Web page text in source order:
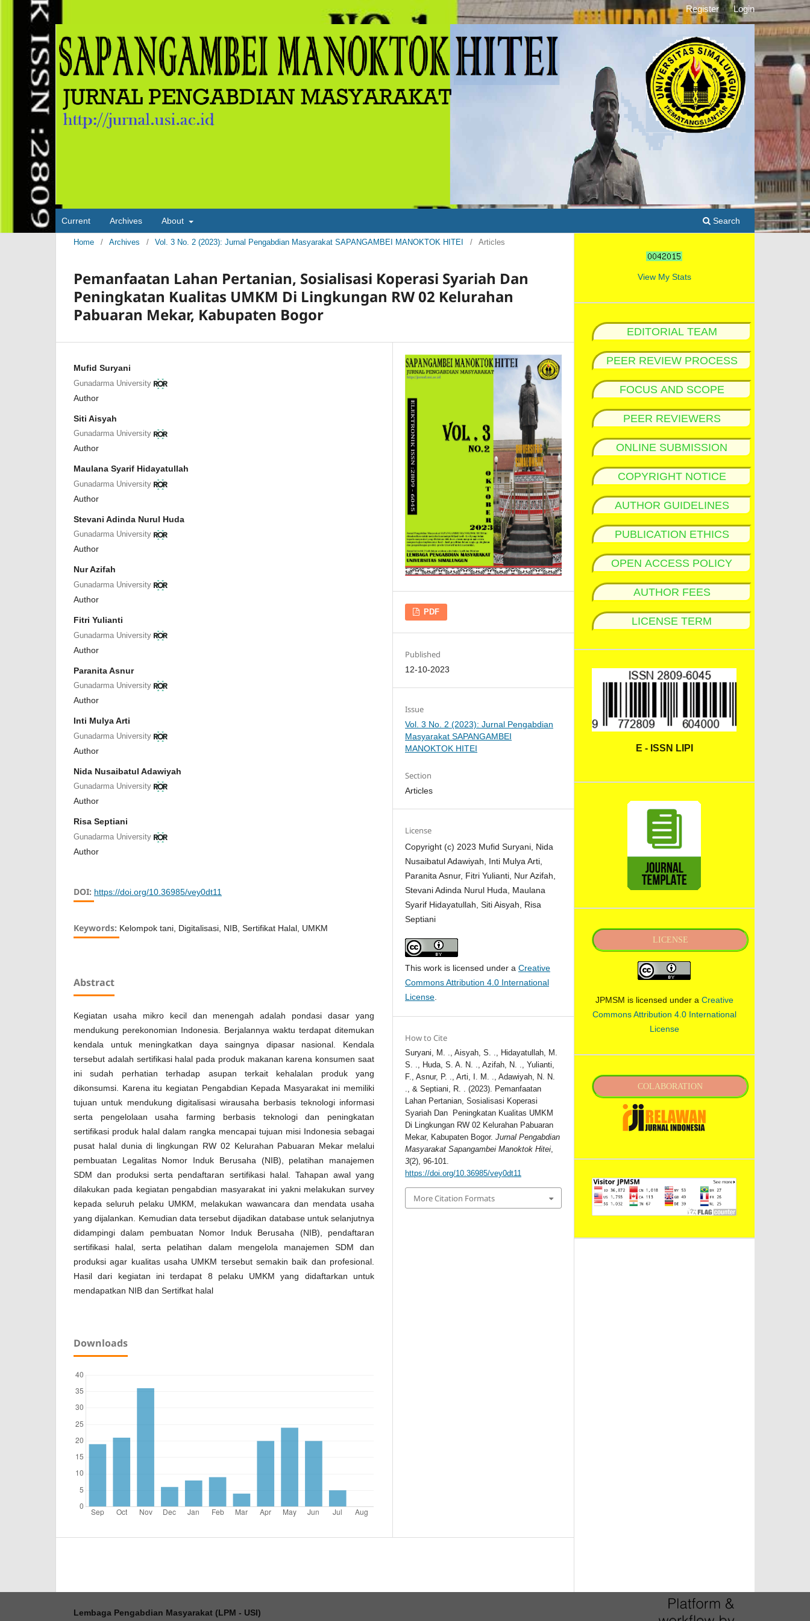
Current Archives About Search
Register Login
Home / Archives / Vol. 3 No. 2 (2023): Jurnal Pengabdian Masyarakat SAPANGAMBEI MANOKTOK HITEI / Articles
Pemanfaatan Lahan Pertanian, Sosialisasi Koperasi Syariah Dan
Peningkatan Kualitas UMKM Di Lingkungan RW 02 Kelurahan
Pabuaran Mekar, Kabupaten Bogor
Mufid Suryani
Gunadarma University
Author
Siti Aisyah
Gunadarma University
Author
Maulana Syarif Hidayatullah
Gunadarma University
Author
Stevani Adinda Nurul Huda
Gunadarma University
Author
Nur Azifah
Gunadarma University
Author
Fitri Yulianti
Gunadarma University
Author
Paranita Asnur
Gunadarma University
Author
Inti Mulya Arti
Gunadarma University
Author
Nida Nusaibatul Adawiyah
Gunadarma University
Author
Risa Septiani
Gunadarma University
Author
DOI: https://doi.org/10.36985/vey0dt11
Keywords: Kelompok tani, Digitalisasi, NIB, Sertifikat Halal, UMKM
Abstract
Kegiatan usaha mikro kecil dan menengah adalah pondasi dasar yang
mendukung perekonomian Indonesia. Berjalannya waktu terdapat ditemukan
kendala untuk meningkatkan daya saingnya dipasar nasional. Kendala
tersebut adalah sertifikasi halal pada produk makanan karena konsumen saat
ini sudah perhatian terhadap asupan terkait kehalalan produk yang
dikonsumsi. Karena itu kegiatan Pengabdian Kepada Masyarakat ini memiliki
tujuan untuk mendukung digitalisasi wirausaha berbasis teknologi informasi
serta pengelolaan usaha farming berbasis teknologi dan peningkatan
sertifikasi produk halal dalam rangka mencapai tujuan misi Indonesia sebagai
pusat halal dunia di lingkungan RW 02 Kelurahan Pabuaran Mekar melalui
pembuatan Legalitas Nomor Induk Berusaha (NIB), pelatihan manajemen
SDM dan produksi serta pendaftaran sertifikasi halal. Tahapan awal yang
dilakukan pada kegiatan pengabdian masyarakat ini yakni melakukan survey
kepada seluruh pelaku UMKM, melakukan wawancara dan mendata usaha
yang dijalankan. Kemudian data tersebut dijadikan database untuk selanjutnya
didampingi dalam pembuatan Nomor Induk Berusaha (NIB), pendaftaran
sertifikasi halal, serta pelatihan dalam mengelola manajemen SDM dan
produksi agar kualitas usaha UMKM tersebut semakin baik dan profesional.
Hasil dari kegiatan ini terdapat 8 pelaku UMKM yang didaftarkan untuk
mendapatkan NIB dan Sertifkat halal
Downloads
PDF
Published
12-10-2023
Issue
Vol. 3 No. 2 (2023): Jurnal Pengabdian
Masyarakat SAPANGAMBEI
MANOKTOK HITEI
Section
Articles
License
Copyright (c) 2023 Mufid Suryani, Nida
Nusaibatul Adawiyah, Inti Mulya Arti,
Paranita Asnur, Fitri Yulianti, Nur Azifah,
Stevani Adinda Nurul Huda, Maulana
Syarif Hidayatullah, Siti Aisyah, Risa
Septiani
This work is licensed under aCreative
Commons Attribution 4.0 International
License
How to Cite
Suryani, M. ., Aisyah, S. ., Hidayatullah, M.
S. ., Huda, S. A. N. ., Azifah, N. ., Yulianti,
F., Asnur, P. ., Arti, I. M. ., Adawiyah, N. N.
., & Septiani, R. . (2023). Pemanfaatan
Lahan Pertanian, Sosialisasi Koperasi
Syariah Dan Peningkatan Kualitas UMKM
Di Lingkungan RW 02 Kelurahan Pabuaran
Mekar, Kabupaten Bogor.Jurnal Pengabdian
Masyarakat Sapangambei Manoktok Hitei,
3(2), 96-101.
https://doi.org/10.36985/vey0dt11
More Citation Formats
View My Stats
EDITORIAL TEAM
PEER REVIEW PROCESS
FOCUS AND SCOPE
PEER REVIEWERS
ONLINE SUBMISSION
COPYRIGHT NOTICE
AUTHOR GUIDELINES
PUBLICATION ETHICS
OPEN ACCESS POLICY
AUTHOR FEES
LICENSE TERM
E - ISSN LIPI
LICENSE
JPMSM is licensed under a Creative
Commons Attribution 4.0 International
License
COLABORATION
Lembaga Pengabdian Masyarakat (LPM - USI)